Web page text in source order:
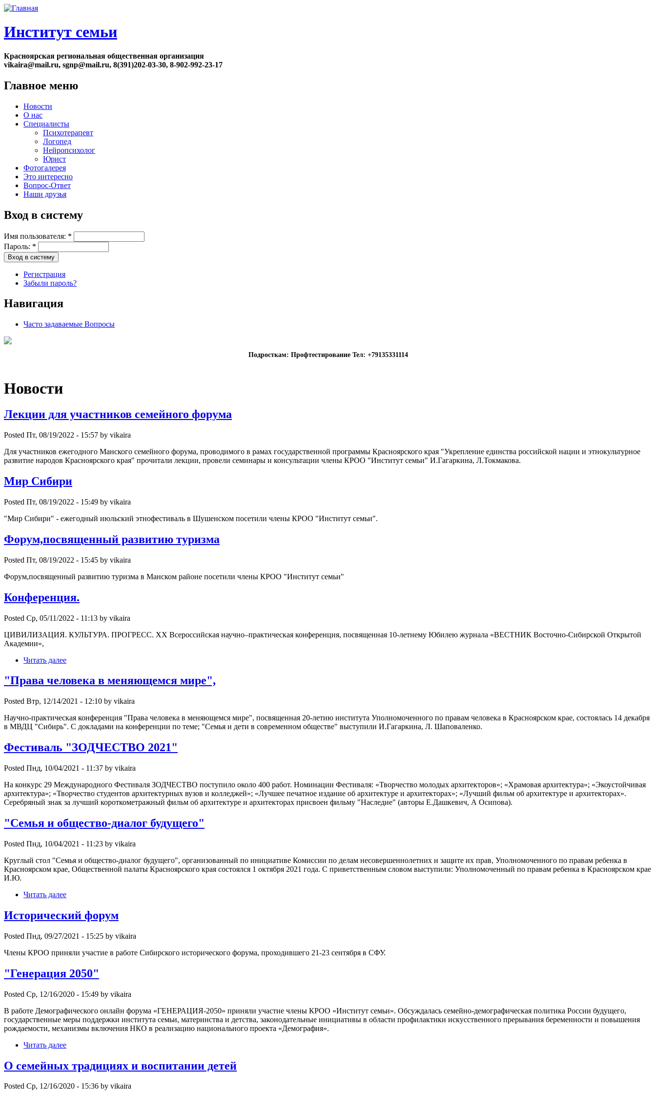
Институт семьи
Красноярская региональная общественная организация
vikaira@mail.ru, sgnp@mail.ru, 8(391)202-03-30, 8-902-992-23-17
Главное меню
Новости
О нас
Специалисты
Психотерапевт
Логопед
Нейропсихолог
Юрист
Фотогалерея
Это интересно
Вопрос-Ответ
Наши друзья
Вход в систему
Имя пользователя: *
Пароль: *
Регистрация
Забыли пароль?
Навигация
Часто задаваемые Вопросы
Подросткам: Профтестирование Тел: +79135331114
Новости
Лекции для участников семейного форума
Posted Пт, 08/19/2022 - 15:57 by vikaira
Для участников ежегодного Манского семейного форума, проводимого в рамах государственной программы Красноярского края "Укрепление единства российской нации и этнокультурное
развитие народов Красноярского края" прочитали лекции, провели семинары и консультации члены КРОО "Институт семьи" И.Гагаркина, Л.Токмакова.
Мир Сибири
Posted Пт, 08/19/2022 - 15:49 by vikaira
"Мир Сибири" - ежегодный июльский этнофестиваль в Шушенском посетили члены КРОО "Институт семьи".
Форум,посвященный развитию туризма
Posted Пт, 08/19/2022 - 15:45 by vikaira
Форум,посвященный развитию туризма в Манском районе посетили члены КРОО "Институт семьи"
Конференция.
Posted Ср, 05/11/2022 - 11:13 by vikaira
ЦИВИЛИЗАЦИЯ. КУЛЬТУРА. ПРОГРЕСС. XХ Всероссийская научно–практическая конференция, посвященная 10-летнему Юбилею журнала «ВЕСТНИК Восточно-Сибирской Открытой
Академии»,
Читать далее
"Права человека в меняющемся мире",
Posted Втр, 12/14/2021 - 12:10 by vikaira
Научно-практическая конференция "Права человека в меняющемся мире", посвященная 20-летию института Уполномоченного по правам человека в Красноярском крае, состоялась 14 декабря
в МВДЦ "Сибирь". С докладами на конференции по теме; "Семья и дети в современном обществе" выступили И.Гагаркина, Л. Шаповаленко.
Фестиваль "ЗОДЧЕСТВО 2021"
Posted Пнд, 10/04/2021 - 11:37 by vikaira
На конкурс 29 Международного Фестиваля ЗОДЧЕСТВО поступило около 400 работ. Номинации Фестиваля: «Творчество молодых архитекторов»; «Храмовая архитектура»; «Экоустойчивая
архитектура»; «Творчество студентов архитектурных вузов и колледжей»; «Лучшее печатное издание об архитектуре и архитекторах»; «Лучший фильм об архитектуре и архитекторах».
Серебряный знак за лучший короткометражный фильм об архитектуре и архитекторах присвоен фильму "Наследие" (авторы Е.Дашкевич, А Осипова).
"Семья и общество-диалог будущего"
Posted Пнд, 10/04/2021 - 11:23 by vikaira
Круглый стол "Семья и общество-диалог будущего", организованный по инициативе Комиссии по делам несовершеннолетних и защите их прав, Уполномоченного по правам ребенка в
Красноярском крае, Общественной палаты Красноярского края состоялся 1 октября 2021 года. С приветственным словом выступили: Уполномоченный по правам ребенка в Красноярском крае
И.Ю.
Читать далее
Исторический форум
Posted Пнд, 09/27/2021 - 15:25 by vikaira
Члены КРОО приняли участие в работе Сибирского исторического форума, проходившего 21-23 сентября в СФУ.
"Генерация 2050"
Posted Ср, 12/16/2020 - 15:49 by vikaira
В работе Демографического онлайн форума «ГЕНЕРАЦИЯ-2050» приняли участие члены КРОО «Институт семьи». Обсуждалась семейно-демографическая политика России будущего,
государственные меры поддержки института семьи, материнства и детства, законодательные инициативы в области профилактики искусственного прерывания беременности и повышения
рождаемости, механизмы включения НКО в реализацию национального проекта «Демография».
Читать далее
О семейных традициях и воспитании детей
Posted Ср, 12/16/2020 - 15:36 by vikaira